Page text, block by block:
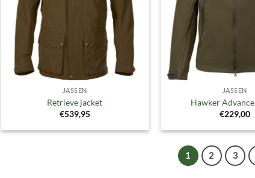
JASSEN
Retrieve jacket
€539,95
JASSEN
Hawker
€229,00
1 2 3